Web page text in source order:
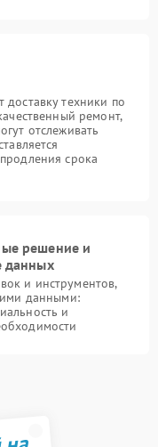
доставку техники по
ремонт,
отслеживать
срока
решение и
данных
и инструментов,
данными:
и